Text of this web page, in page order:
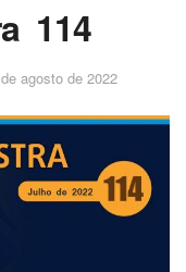
114
agosto de 2022